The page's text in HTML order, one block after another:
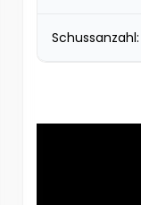
Schussanzahl: